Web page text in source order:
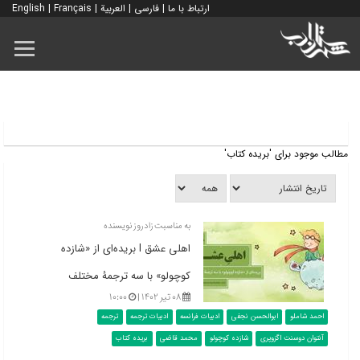
ارتباط با ما | فارسی | العربية |
English | Français
مطالب موجود برای 'بریده کتاب'
به مناسبت زادروز نویسنده
اهلی عشق l بریده‌ای از «شازده
کوچولو» با سه ترجمۀ مختلف
۰۸ تیر ۱۴۰۲ | ۱۰:۰۰
احمد شاملو ابوالحسن نجفی ادبیات فرانسه ادبیات ترجمه
ترجمه
آنتوان دوسنت اگزوپری
شازده کوچولو محمد قاضی بریده کتاب